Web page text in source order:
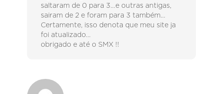
saltaram de 0 para 3…e outras antigas,
sairam de 2 e foram para 3 também…
Certamente, isso denota que meu site ja
foi atualizado…
obrigado e até o SMX !!